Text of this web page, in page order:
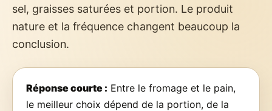
sel, graisses saturées et portion. Le produit
nature et la fréquence changent beaucoup la
conclusion.
Réponse courte : Entre le fromage et le pain,
le meilleur choix dépend de la portion, de la